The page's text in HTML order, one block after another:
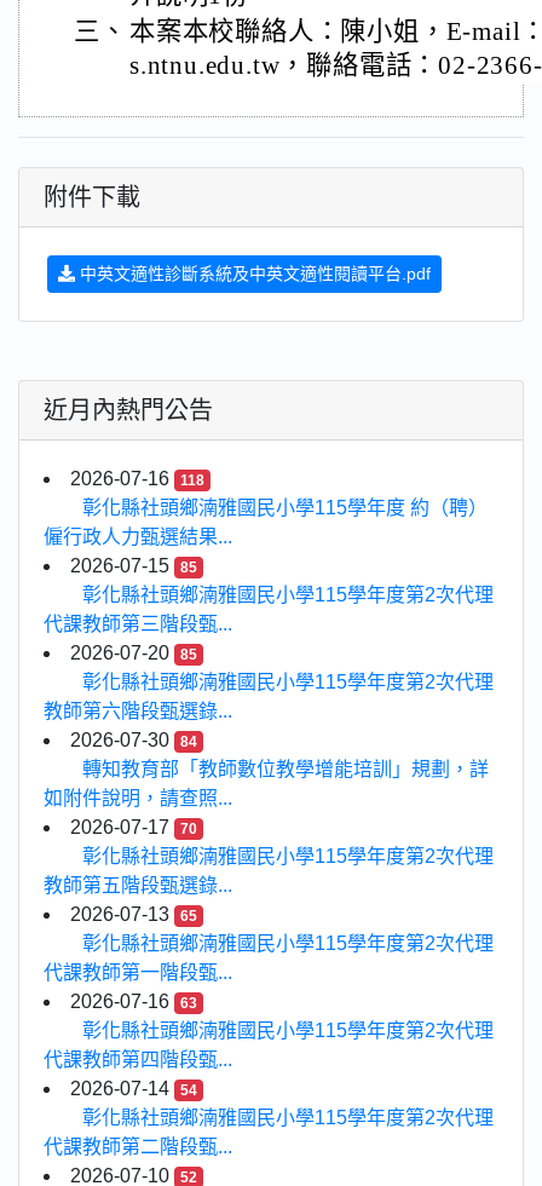
三、 本案本校聯絡人：陳小姐，E-mail
s.ntnu.edu.tw，聯絡電話：02-
附件下載
中英文適性診斷系統及中英文適性閱讀平台.pdf
近月內熱門公告
2026-07-16 118
彰化縣社頭鄉湳雅國民小學115學年度 約（聘）
僱行政人力甄選結果...
2026-07-15
85
彰化縣社頭鄉湳雅國民小學115學年度第2次代理
代課教師第三階段甄...
2026-07-20
85
彰化縣社頭鄉湳雅國民小學115學年度第2次代理
教師第六階段甄選錄...
2026-07-30
84
轉知教育部「教師數位教學增能培訓」規劃，詳
如附件說明，請查照...
2026-07-17
70
彰化縣社頭鄉湳雅國民小學115學年度第2次代理
教師第五階段甄選錄...
2026-07-13
65
彰化縣社頭鄉湳雅國民小學115學年度第2次代理
代課教師第一階段甄...
2026-07-16
63
彰化縣社頭鄉湳雅國民小學115學年度第2次代理
代課教師第四階段甄...
2026-07-14
54
彰化縣社頭鄉湳雅國民小學115學年度第2次代理
代課教師第二階段甄...
2026-07-10
52